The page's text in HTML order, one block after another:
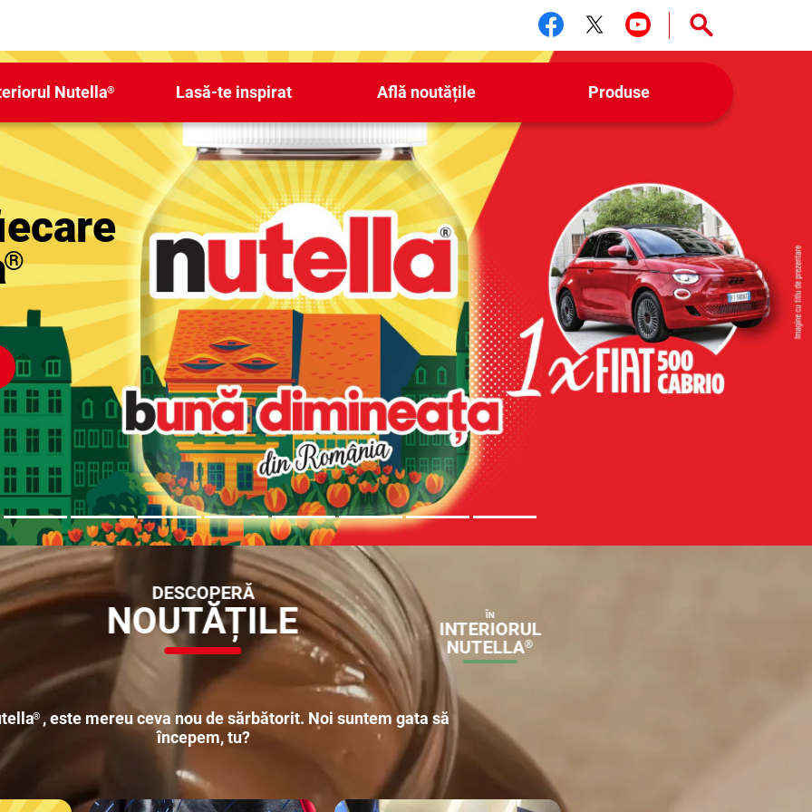
Urmărește-ne facebook
Urmărește-ne twitter
Urmărește-ne
Nutella® Lasă-te inspirat Află noutățile Produse
®
DESCOPERĂ
NOUTĂȚILE ÎN
INTERIORUL
NUTELLA®
® , este mereu ceva nou de sărbătorit. Noi suntem gata să
începem, tu?